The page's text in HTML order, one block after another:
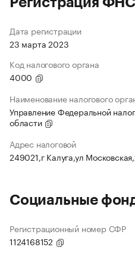
Дата регистрации
23 марта 2023
Код налогового органа
4000
Наименование налогового
Управление Федеральной
области
Адрес налоговой
249021,г Калуга,ул
Социальные
Регистрационный номер СФР
1124168152